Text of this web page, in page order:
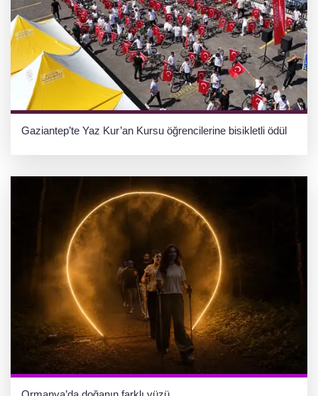
Gaziantep’te Yaz Kur’an Kursu öğrencilerine bisikletli ödül